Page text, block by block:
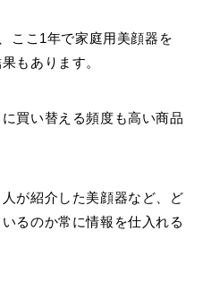
ここ1年で家庭用美顔器を
もあります。
買い替える頻度も高い商品
が紹介した美顔器など、ど
るのか常に情報を仕入れる